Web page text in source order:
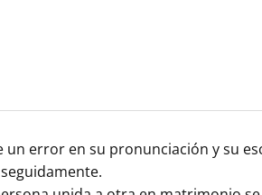
un error en su pronunciación y su